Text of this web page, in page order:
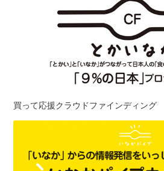
買って応援クラウドファインディング